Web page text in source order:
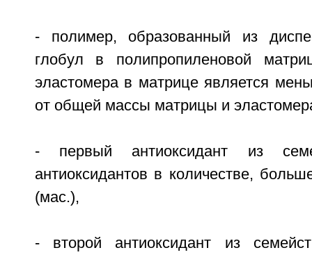
- полимер, образованный из
глобул в полипропиленовой
эластомера в матрице является
от общей массы матрицы и
- первый антиоксидант из
антиоксидантов в количестве,
(мас.),
- второй антиоксидант из